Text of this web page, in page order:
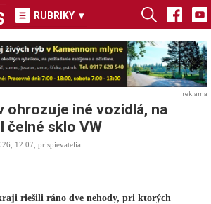
RUBRIKY ▾
reklama
ohrozuje iné vozidlá, na
čelné sklo VW
12.07, prispievatelia
riešili ráno dve nehody, pri ktorých